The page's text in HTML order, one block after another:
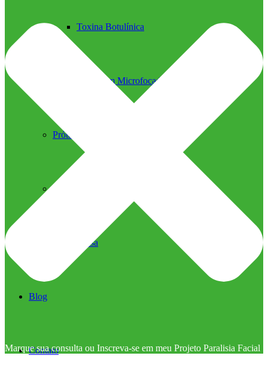
Toxina Botulínica
Ultrassom Microfocado
Próteses Faciais
Imprensa
Blog
Contato
Marque sua consulta ou Inscreva-se em meu Projeto Paralisia Facial